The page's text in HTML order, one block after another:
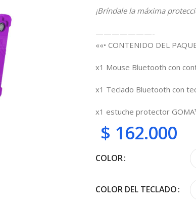
¡Bríndale la máxima
———————-
««• CONTENIDO DEL
x1 Mouse Bluetooth con
x1 Teclado Bluetooth con
x1 estuche protector
$ 162.000
COLOR
COLOR DEL TECLADO